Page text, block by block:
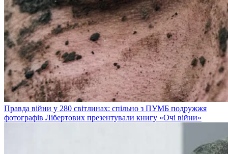
Правда війни у 280 світлинах: спільно з ПУМБ подружжя
фотографів Лібертових презентували книгу «Очі війни»